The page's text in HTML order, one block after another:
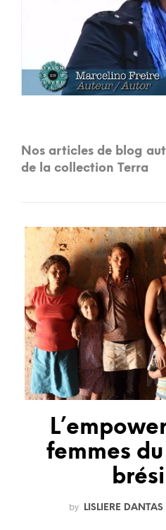
Nos articles de blog
de la collection Terra
femmes
by LISLIERE DANTAS